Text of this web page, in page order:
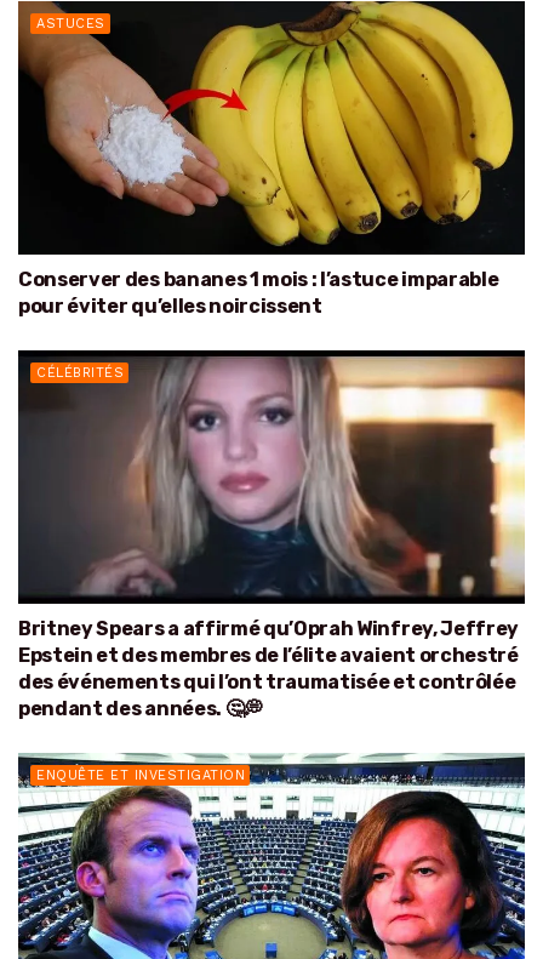
ASTUCES
Conserver des bananes 1 mois : l’astuce imparable
pour éviter qu’elles noircissent
CÉLÉBRITÉS
Britney Spears a affirmé qu’Oprah Winfrey, Jeffrey
Epstein et des membres de l’élite avaient orchestré
des événements qui l’ont traumatisée et contrôlée
pendant des années. 🤔💭
ENQUÊTE ET INVESTIGATION